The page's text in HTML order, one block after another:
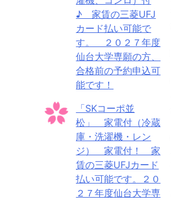
♪ 家賃の三菱UFJ
カード払い可能で
す。 ２０２７年度
仙台大学専願の方、
合格前の予約申込可
能です！
「SKコーポ並
松」 家電付（冷蔵
庫・洗濯機・レン
ジ） 家電付！ 家
賃の三菱UFJカード
払い可能です。２０
２７年度仙台大学専